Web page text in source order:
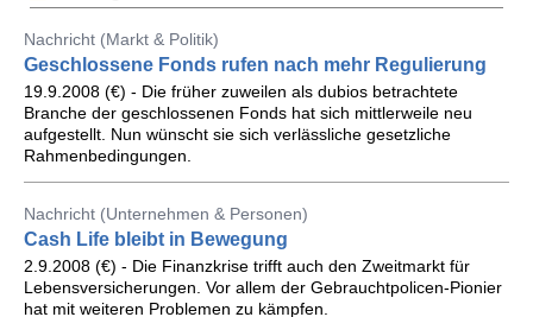
Nachricht (Markt & Politik)
Geschlossene Fonds rufen nach mehr Regulierung
19.9.2008 (€) - Die früher zuweilen als dubios betrachtete
Branche der geschlossenen Fonds hat sich mittlerweile neu
aufgestellt. Nun wünscht sie sich verlässliche gesetzliche
Rahmenbedingungen.
Nachricht (Unternehmen & Personen)
Cash Life bleibt in Bewegung
2.9.2008 (€) - Die Finanzkrise trifft auch den Zweitmarkt für
Lebensversicherungen. Vor allem der Gebrauchtpolicen-Pionier
hat mit weiteren Problemen zu kämpfen.